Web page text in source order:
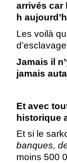
arrivés car
h
Les voilà
Jamais il
jamais
Et avec
historique
Et si le
banques,
moins 500